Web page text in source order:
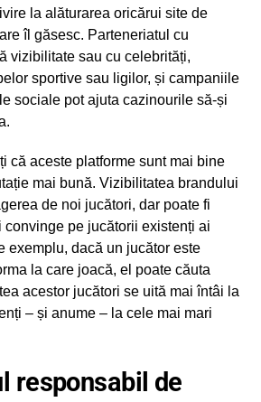
la alăturarea oricărui site de
îl găsesc. Parteneriatul cu
vizibilitate sau cu celebrități,
sportive sau ligilor, și campaniile
sociale pot ajuta cazinourile să-și
că aceste platforme sunt mai bine
mai bună. Vizibilitatea brandului
de noi jucători, dar poate fi
convinge pe jucătorii existenți ai
exemplu, dacă un jucător este
la care joacă, el poate căuta
acestor jucători se uită mai întâi la
– și anume – la cele mai mari
responsabil de